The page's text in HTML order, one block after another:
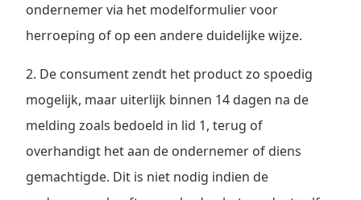
ondernemer via het modelformulier voor
herroeping of op een andere duidelijke wijze.
2. De consument zendt het product zo spoedig
mogelijk, maar uiterlijk binnen 14 dagen na de
melding zoals bedoeld in lid 1, terug of
overhandigt het aan de ondernemer of diens
gemachtigde. Dit is niet nodig indien de